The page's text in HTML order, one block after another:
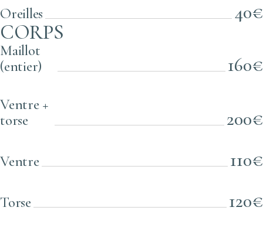
Oreilles 40€
CORPS
Maillot
(entier)
160€
Ventre +
torse
200€
Ventre 110€
Torse 120€